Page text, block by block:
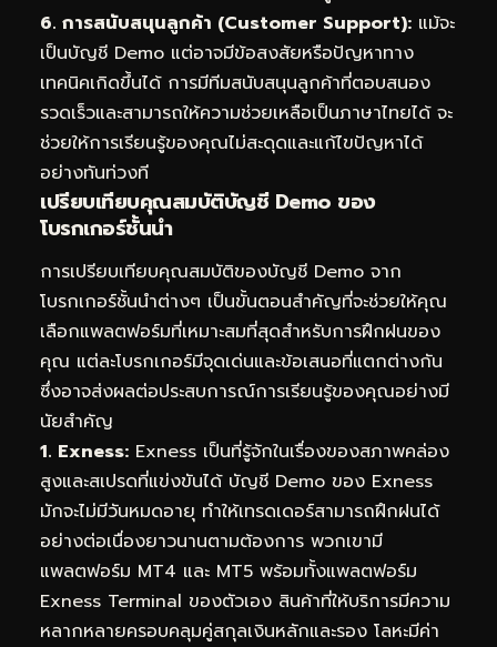
6. การสนับสนุนลูกค้า (Customer Support): แม้จะ
เป็นบัญชี Demo แต่อาจมีข้อสงสัยหรือปัญหาทาง
เทคนิคเกิดขึ้นได้ การมีทีมสนับสนุนลูกค้าที่ตอบสนอง
รวดเร็วและสามารถให้ความช่วยเหลือเป็นภาษาไทยได้ จะ
ช่วยให้การเรียนรู้ของคุณไม่สะดุดและแก้ไขปัญหาได้
อย่างทันท่วงที
เปรียบเทียบคุณสมบัติบัญชี Demo ของ
โบรกเกอร์ชั้นนำ
การเปรียบเทียบคุณสมบัติของบัญชี Demo จาก
โบรกเกอร์ชั้นนำต่างๆ เป็นขั้นตอนสำคัญที่จะช่วยให้คุณ
เลือกแพลตฟอร์มที่เหมาะสมที่สุดสำหรับการฝึกฝนของ
คุณ แต่ละโบรกเกอร์มีจุดเด่นและข้อเสนอที่แตกต่างกัน
ซึ่งอาจส่งผลต่อประสบการณ์การเรียนรู้ของคุณอย่างมี
นัยสำคัญ
1. Exness: Exness เป็นที่รู้จักในเรื่องของสภาพคล่อง
สูงและสเปรดที่แข่งขันได้ บัญชี Demo ของ Exness
มักจะไม่มีวันหมดอายุ ทำให้เทรดเดอร์สามารถฝึกฝนได้
อย่างต่อเนื่องยาวนานตามต้องการ พวกเขามี
แพลตฟอร์ม MT4 และ MT5 พร้อมทั้งแพลตฟอร์ม
Exness Terminal ของตัวเอง สินค้าที่ให้บริการมีความ
หลากหลายครอบคลุมคู่สกุลเงินหลักและรอง โลหะมีค่า